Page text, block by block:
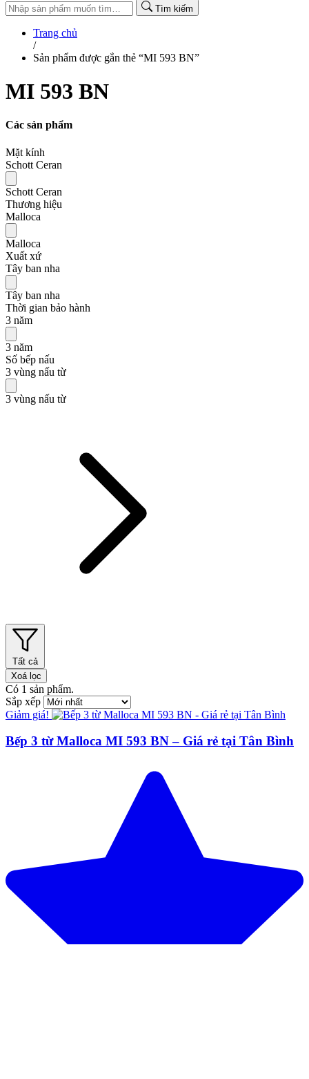
Tìm kiếm
Trang chủ
/
Sản phẩm được gắn thẻ “MI 593 BN”
MI 593 BN
Các sản phẩm
Mặt kính
Schott Ceran
Schott Ceran
Thương hiệu
Malloca
Malloca
Xuất xứ
Tây ban nha
Tây ban nha
Thời gian bảo hành
3 năm
3 năm
Số bếp nấu
3 vùng nấu từ
3 vùng nấu từ
Tất cả
Xoá lọc
Có 1 sản phẩm.
Sắp xếp
Giảm giá!
Bếp 3 từ Malloca MI 593 BN – Giá rẻ tại Tân Bình